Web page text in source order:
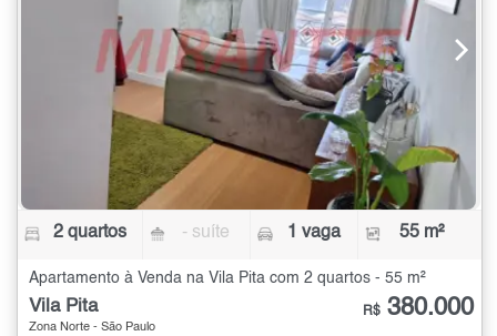
2 quartos - suíte 1 vaga 55 m²
Apartamento à Venda na Vila Pita com 2 quartos - 55 m²
Vila Pita
Zona Norte - São Paulo
R$ 380.000